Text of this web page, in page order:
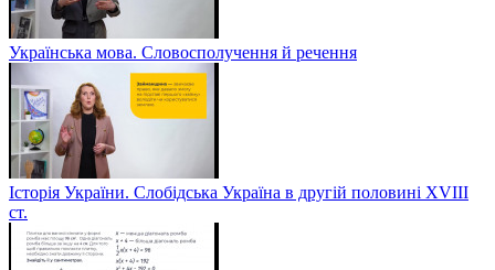
Українська мова. Словосполучення й речення
Історія України. Слобідська Україна в другій половині ХVIIІ
ст.